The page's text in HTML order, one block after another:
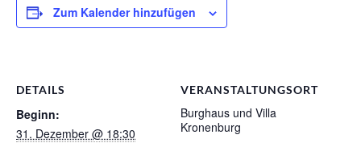
Zum Kalender hinzufügen
DETAILS
Beginn:
31. Dezember @ 18:30
VERANSTALTUNGSORT
Burghaus und Villa
Kronenburg